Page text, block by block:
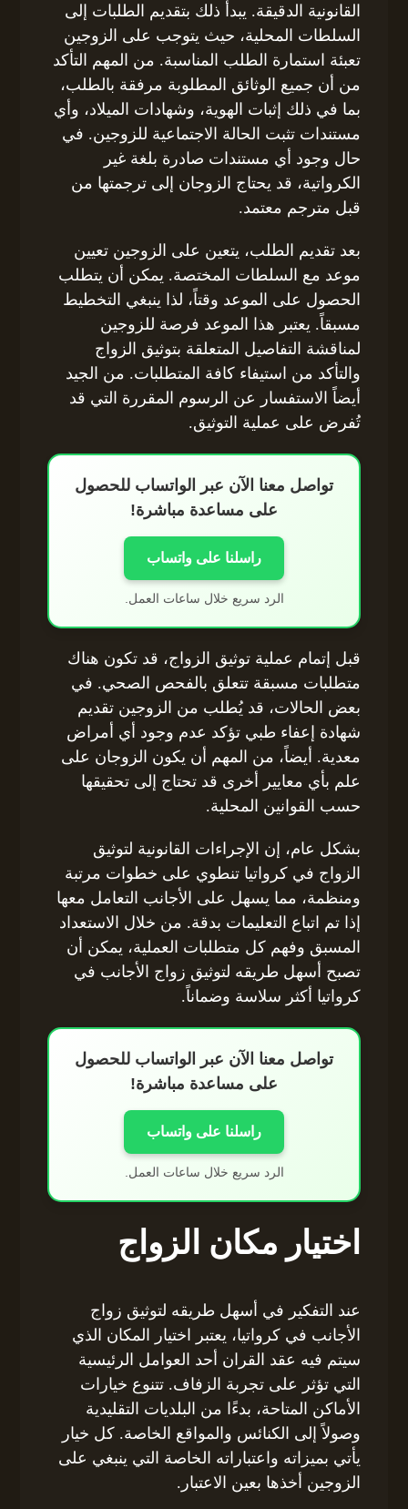
القانونية الدقيقة. يبدأ ذلك بتقديم الطلبات إلى
السلطات المحلية، حيث يتوجب على الزوجين
تعبئة استمارة الطلب المناسبة. من المهم التأكد
من أن جميع الوثائق المطلوبة مرفقة بالطلب،
بما في ذلك إثبات الهوية، وشهادات الميلاد، وأي
مستندات تثبت الحالة الاجتماعية للزوجين. في
حال وجود أي مستندات صادرة بلغة غير
الكرواتية، قد يحتاج الزوجان إلى ترجمتها من
قبل مترجم معتمد.
بعد تقديم الطلب، يتعين على الزوجين تعيين
موعد مع السلطات المختصة. يمكن أن يتطلب
الحصول على الموعد وقتاً، لذا ينبغي التخطيط
مسبقاً. يعتبر هذا الموعد فرصة للزوجين
لمناقشة التفاصيل المتعلقة بتوثيق الزواج
والتأكد من استيفاء كافة المتطلبات. من الجيد
أيضاً الاستفسار عن الرسوم المقررة التي قد
تُفرض على عملية التوثيق.
تواصل معنا الآن عبر الواتساب للحصول
على مساعدة مباشرة!
راسلنا على واتساب
الرد سريع خلال ساعات العمل.
قبل إتمام عملية توثيق الزواج، قد تكون هناك
متطلبات مسبقة تتعلق بالفحص الصحي. في
بعض الحالات، قد يُطلب من الزوجين تقديم
شهادة إعفاء طبي تؤكد عدم وجود أي أمراض
معدية. أيضاً، من المهم أن يكون الزوجان على
علم بأي معايير أخرى قد تحتاج إلى تحقيقها
حسب القوانين المحلية.
بشكل عام، إن الإجراءات القانونية لتوثيق
الزواج في كرواتيا تنطوي على خطوات مرتبة
ومنظمة، مما يسهل على الأجانب التعامل معها
إذا تم اتباع التعليمات بدقة. من خلال الاستعداد
المسبق وفهم كل متطلبات العملية، يمكن أن
تصبح أسهل طريقه لتوثيق زواج الأجانب في
كرواتيا أكثر سلاسة وضماناً.
تواصل معنا الآن عبر الواتساب للحصول
على مساعدة مباشرة!
راسلنا على واتساب
الرد سريع خلال ساعات العمل.
اختيار مكان الزواج
عند التفكير في أسهل طريقه لتوثيق زواج
الأجانب في كرواتيا، يعتبر اختيار المكان الذي
سيتم فيه عقد القران أحد العوامل الرئيسية
التي تؤثر على تجربة الزفاف. تتنوع خيارات
الأماكن المتاحة، بدءًا من البلديات التقليدية
وصولاً إلى الكنائس والمواقع الخاصة. كل خيار
يأتي بميزاته واعتباراته الخاصة التي ينبغي على
الزوجين أخذها بعين الاعتبار.